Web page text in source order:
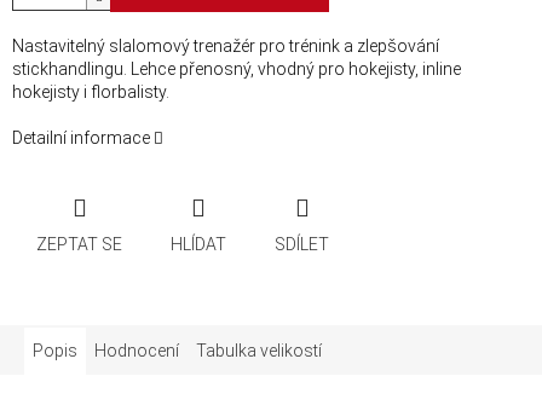
Nastavitelný slalomový trenažér pro trénink a zlepšování
stickhandlingu. Lehce přenosný, vhodný pro hokejisty, inline
hokejisty i florbalisty.
Detailní informace
ZEPTAT SE HLÍDAT SDÍLET
Popis Hodnocení Tabulka velikostí